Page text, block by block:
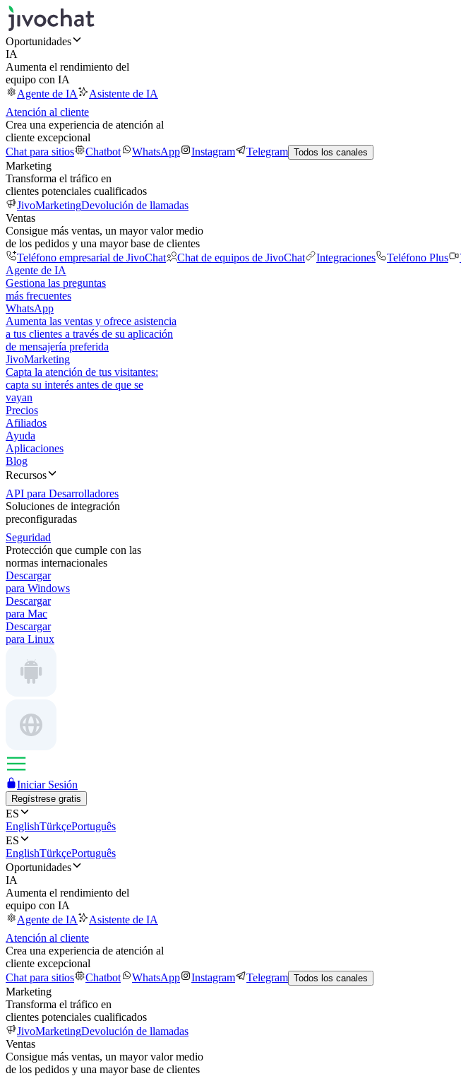
Oportunidades
IA
Aumenta el rendimiento del
equipo con IA
Agente de IA
Asistente de IA
Atención al cliente
Crea una experiencia de atención al
cliente excepcional
Chat para sitios
Chatbot WhatsApp Instagram Telegram Todos los canales
Marketing
Transforma el tráfico en
clientes potenciales cualificados
JivoMarketingDevolución de llamadas
Ventas
Consigue más ventas, un mayor valor medio
de los pedidos y una mayor base de clientes
Teléfono empresarial de JivoChat
Chat de equipos de JivoChat Integraciones Teléfono Plus
Agente de IA
Gestiona las preguntas
más frecuentes
WhatsApp
Aumenta las ventas y ofrece asistencia
a tus clientes a través de su aplicación
de mensajería preferida
JivoMarketing
Capta la atención de tus visitantes:
capta su interés antes de que se
vayan
Precios
Afiliados
Ayuda
Aplicaciones
Blog
Recursos
API para Desarrolladores
Soluciones de integración
preconfiguradas
Seguridad
Protección que cumple con las
normas internacionales
Descargar
para Windows
Descargar
para Mac
Descargar
para Linux
Iniciar Sesión
Regístrese gratis
ES
EnglishTürkçePortuguês
ES
EnglishTürkçePortuguês
Oportunidades
IA
Aumenta el rendimiento del
equipo con IA
Agente de IA
Asistente de IA
Atención al cliente
Crea una experiencia de atención al
cliente excepcional
Chat para sitios
Chatbot WhatsApp Instagram Telegram Todos los canales
Marketing
Transforma el tráfico en
clientes potenciales cualificados
JivoMarketingDevolución de llamadas
Ventas
Consigue más ventas, un mayor valor medio
de los pedidos y una mayor base de clientes